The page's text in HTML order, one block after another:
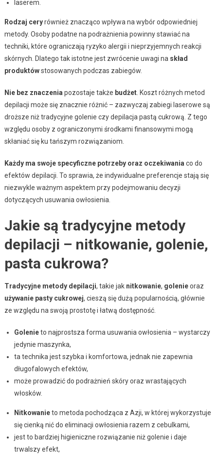
laserem.
Rodzaj ceryrównież znacząco wpływa na wybór odpowiedniej
metody. Osoby podatne na podrażnienia powinny stawiać na
techniki, które ograniczają ryzyko alergii i nieprzyjemnych reakcji
skórnych. Dlatego tak istotne jest zwrócenie uwagi na skład
produktówstosowanych podczas zabiegów.
Nie bez znaczenia pozostaje także budżet. Koszt różnych metod
depilacji może się znacznie różnić – zazwyczaj zabiegi laserowe są
droższe niż tradycyjne golenie czy depilacja pastą cukrową. Z tego
względu osoby z ograniczonymi środkami finansowymi mogą
skłaniać się ku tańszym rozwiązaniom.
Każdy ma swoje specyficzne potrzeby oraz oczekiwania co do
efektów depilacji. To sprawia, że indywidualne preferencje stają się
niezwykle ważnym aspektem przy podejmowaniu decyzji
dotyczących usuwania owłosienia.
Jakie są tradycyjne metody
depilacji – nitkowanie, golenie,
pasta cukrowa?
Tradycyjne metody depilacji, takie jak nitkowanie, golenieoraz
używanie pasty cukrowej, cieszą się dużą popularnością, głównie
ze względu na swoją prostotę i łatwą dostępność.
Golenieto najprostsza forma usuwania owłosienia – wystarczy
jedynie maszynka,
ta technika jest szybka i komfortowa, jednak nie zapewnia
długofalowych efektów,
może prowadzić do podrażnień skóry oraz wrastających
włosków.
Nitkowanieto metoda pochodząca z Azji, w której wykorzystuje
się cienką nić do eliminacji owłosienia razem z cebulkami,
jest to bardziej higieniczne rozwiązanie niż golenie i daje
trwalszy efekt,